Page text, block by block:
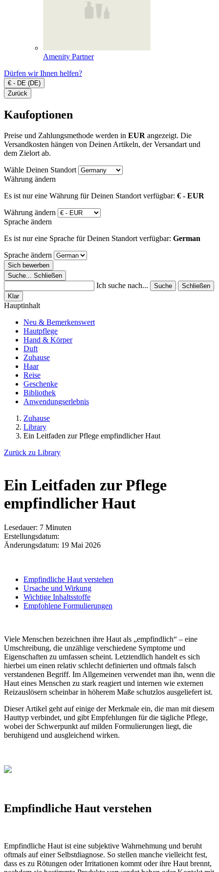
Amenity Partner
Dürfen wir Ihnen helfen?
€ - DE (DE)
Zurück
Kaufoptionen
Preise und Zahlungsmethode werden in EUR angezeigt. Die
Versandkosten hängen von Deinen Artikeln, der Versandart und
dem Zielort ab.
Wähle Deinen Standort
Währung ändern
Es ist nur eine Währung für Deinen Standort verfügbar: € - EUR
Währung ändern
Sprache ändern
Es ist nur eine Sprache für Deinen Standort verfügbar: German
Sprache ändern
Sich bewerben
Suche...
Schließen
Ich suche nach... Suche
Schließen
Klar
Hauptinhalt
Neu & Bemerkenswert
Hautpflege
Hand & Körper
Duft
Zuhause
Haar
Reise
Geschenke
Bibliothek
Anwendungserlebnis
Zuhause
Library
Ein Leitfaden zur Pflege empfindlicher Haut
Zurück zu Library
Ein Leitfaden zur Pflege
empfindlicher Haut
Lesedauer: 7 Minuten
Erstellungsdatum:
Änderungsdatum: 19 Mai 2026
Empfindliche Haut verstehen
Ursache und Wirkung
Wichtige Inhaltsstoffe
Empfohlene Formulierungen
Viele Menschen bezeichnen ihre Haut als „empfindlich“ – eine
Umschreibung, die unzählige verschiedene Symptome und
Eigenschaften zu umfassen scheint. Letztendlich handelt es sich
hierbei um einen relativ schlecht definierten und oftmals falsch
verstandenen Begriff. Im Allgemeinen verwendet man ihn, wenn die
Haut eines Menschen zu stark reagiert und internen wie externen
Reizauslösern scheinbar in höherem Maße schutzlos ausgeliefert ist.
Dieser Artikel geht auf einige der Merkmale ein, die man mit diesem
Hauttyp verbindet, und gibt Empfehlungen für die tägliche Pflege,
wobei der Schwerpunkt auf milden Formulierungen liegt, die
beruhigend und ausgleichend wirken.
Empfindliche Haut verstehen
Empfindliche Haut ist eine subjektive Wahrnehmung und beruht
oftmals auf einer Selbstdiagnose. So stellen manche vielleicht fest,
dass es zu Rötungen oder Irritationen kommt oder ihre Haut brennt,